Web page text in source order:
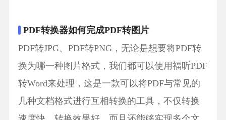
PDF转换器如何完成PDF转图片
PDF转JPG、PDF转PNG，无论是想要将PDF转
换为哪一种图片格式，我们都可以使用福昕PDF
转Word来处理，这是一款可以将PDF与常见的
几种文档格式进行互相转换的工具，不仅转换